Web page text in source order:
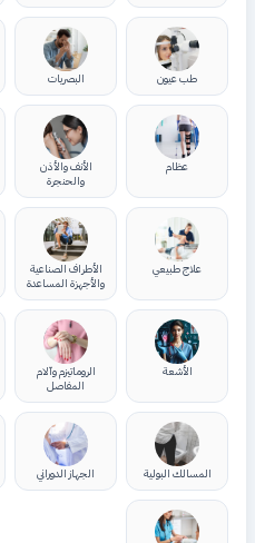
طب عيون البصريات
عظام
الأنف والأذن
والحنجرة
علاج طبيعي
الأطراف الصناعية
والأجهزة المساعدة
الأشعة
الروماتيزم وآلام
المفاصل
المسالك البولية الجهاز الدوراني